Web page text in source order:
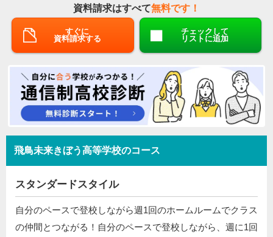
資料請求はすべて無料です！
すぐに
資料請求する
チェックして
リストに追加
飛鳥未来きぼう高等学校のコース
スタンダードスタイル
自分のペースで登校しながら週1回のホームルームでクラス
の仲間とつながる！自分のペースで登校しながら、週に1回